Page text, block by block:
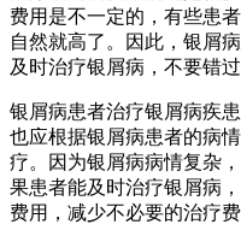
费用是不一定的，有些患
自然就高了。因此，银屑
及时治疗银屑病，不要错
银屑病患者治疗银屑病疾
也应根据银屑病患者的病
疗。因为银屑病病情复杂
果患者能及时治疗银屑病
费用，减少不必要的治疗费